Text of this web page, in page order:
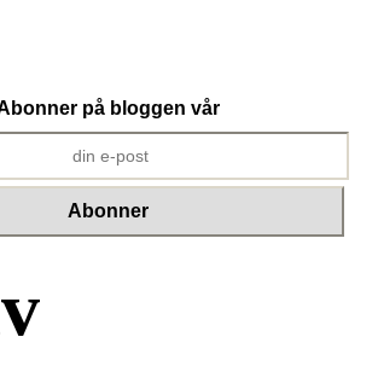
på bloggen vår